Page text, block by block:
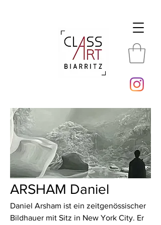
ARSHAM Daniel
Daniel Arsham ist ein zeitgenössischer
Bildhauer mit Sitz in New York City. Er